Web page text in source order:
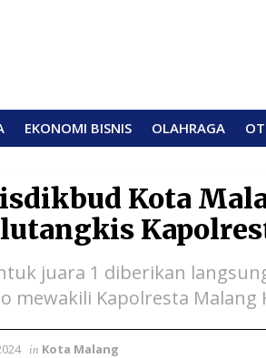
EKONOMI BISNIS OLAHRAGA
Kota
juara 1 diberikan
mewakili Kapolresta
in Kota Malang